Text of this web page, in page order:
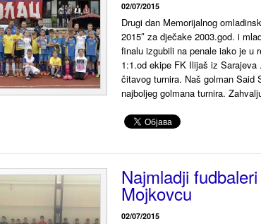
02/07/2015
Drugi dan Memorijalnog
2015″ za dječake 2003.god. i
finalu izgubili na penale iako je u
1:1.od ekipe FK Ilijaš iz
čitavog turnira. Naš golman Said
najboljeg golmana turnira.
Najmladji
Mojkovcu
02/07/2015